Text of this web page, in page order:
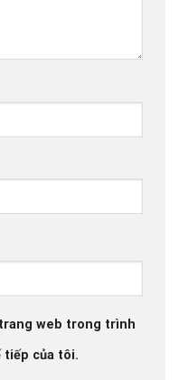
web trong trình
tiếp của tôi.